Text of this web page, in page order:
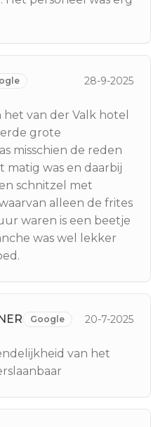
28-9-2025
van der Valk hotel
grote
misschien de reden
matig was en daarbij
schnitzel met
alleen de frites
waren is een beetje
was wel lekker
Google 20-7-2025
van het